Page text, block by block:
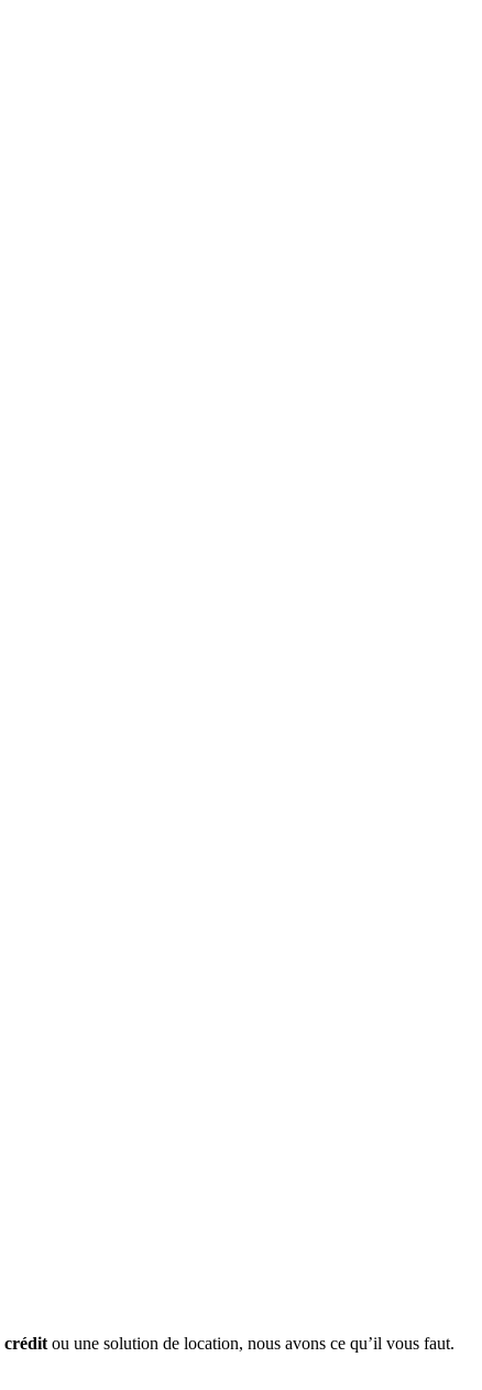
crédit ou une solution de location, nous avons ce qu’il vous faut.